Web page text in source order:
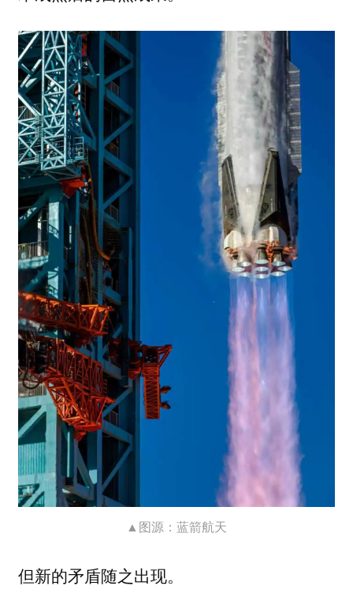
▲图源：蓝箭航天
但新的矛盾随之出现。